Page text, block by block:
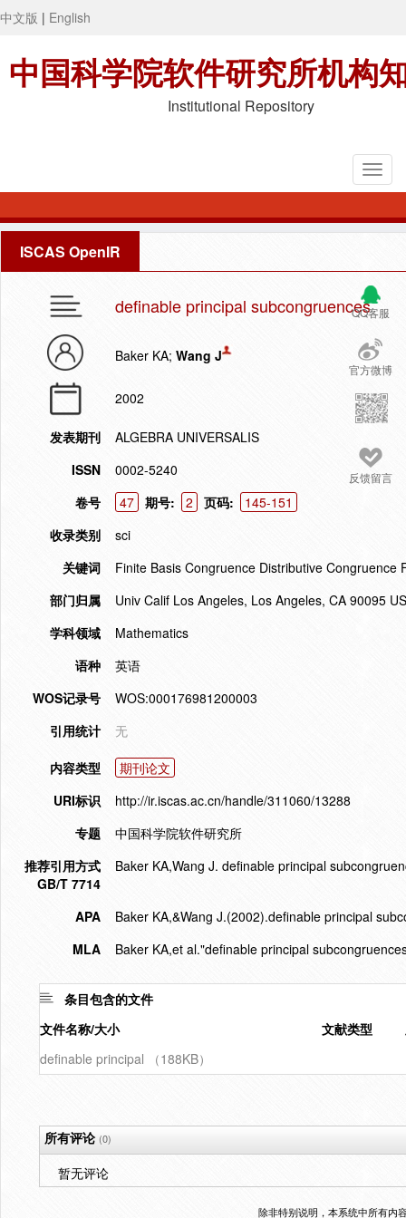
中文版 | English
中国科学院软件研究所机构
Institutional Repository
ISCAS OpenIR
QQ客服
官方微博
反馈留言
definable principal subcongruences
Baker KA; Wang J
2002
发表期刊
ALGEBRA UNIVERSALIS
ISSN
0002-5240
卷号
47 期号: 2 页码:
145-151
收录类别
sci
关键词
Finite Basis Congruence Distributive Congruence
部门归属
Univ Calif Los Angeles, Los Angeles, CA 90095
学科领域
Mathematics
语种
英语
WOS记录号
WOS:000176981200003
引用统计
无
内容类型
期刊论文
URI标识
http://ir.iscas.ac.cn/handle/311060/13288
专题
中国科学院软件研究所
推荐引用方式
GB/T 7714
Baker KA,Wang J. definable principal
APA
Baker KA,&Wang J.(2002).definable principal
MLA
Baker KA,et al."definable principal
条目包含的文件
文件名称/大小
文献类型
definable principal （188KB）
所有评论(0)
暂无评论
除非特别说明，本系统中所有内